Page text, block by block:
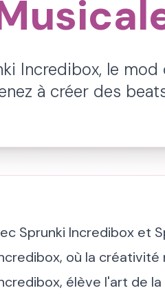
Incredibox, le
à créer des
Sprunki Incredibox et
où la
élève l'art de